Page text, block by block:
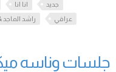
انا انا
جديد
راشد
عراقي